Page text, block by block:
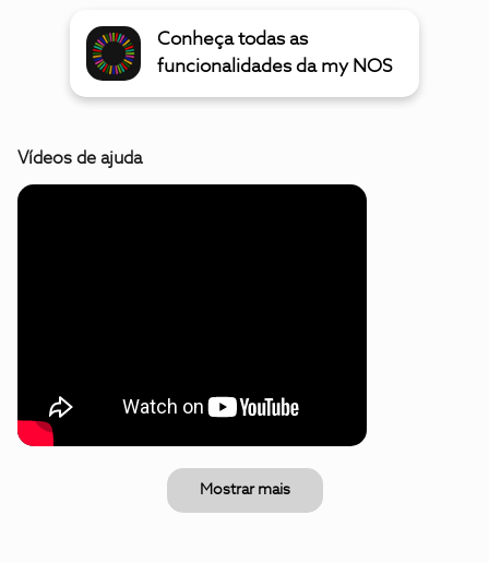
Conheça todas as
funcionalidades da my NOS
Vídeos de ajuda
Mostrar mais